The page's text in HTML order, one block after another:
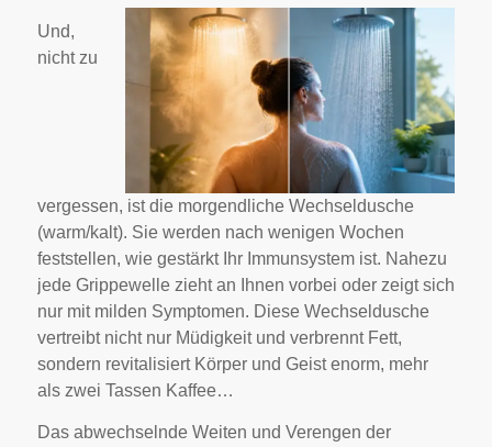
Und,
nicht zu
vergessen, ist die morgendliche Wechseldusche
(warm/kalt). Sie werden nach wenigen Wochen
feststellen, wie gestärkt Ihr Immunsystem ist. Nahezu
jede Grippewelle zieht an Ihnen vorbei oder zeigt sich
nur mit milden Symptomen. Diese Wechseldusche
vertreibt nicht nur Müdigkeit und verbrennt Fett,
sondern revitalisiert Körper und Geist enorm, mehr
als zwei Tassen Kaffee…
Das abwechselnde Weiten und Verengen der